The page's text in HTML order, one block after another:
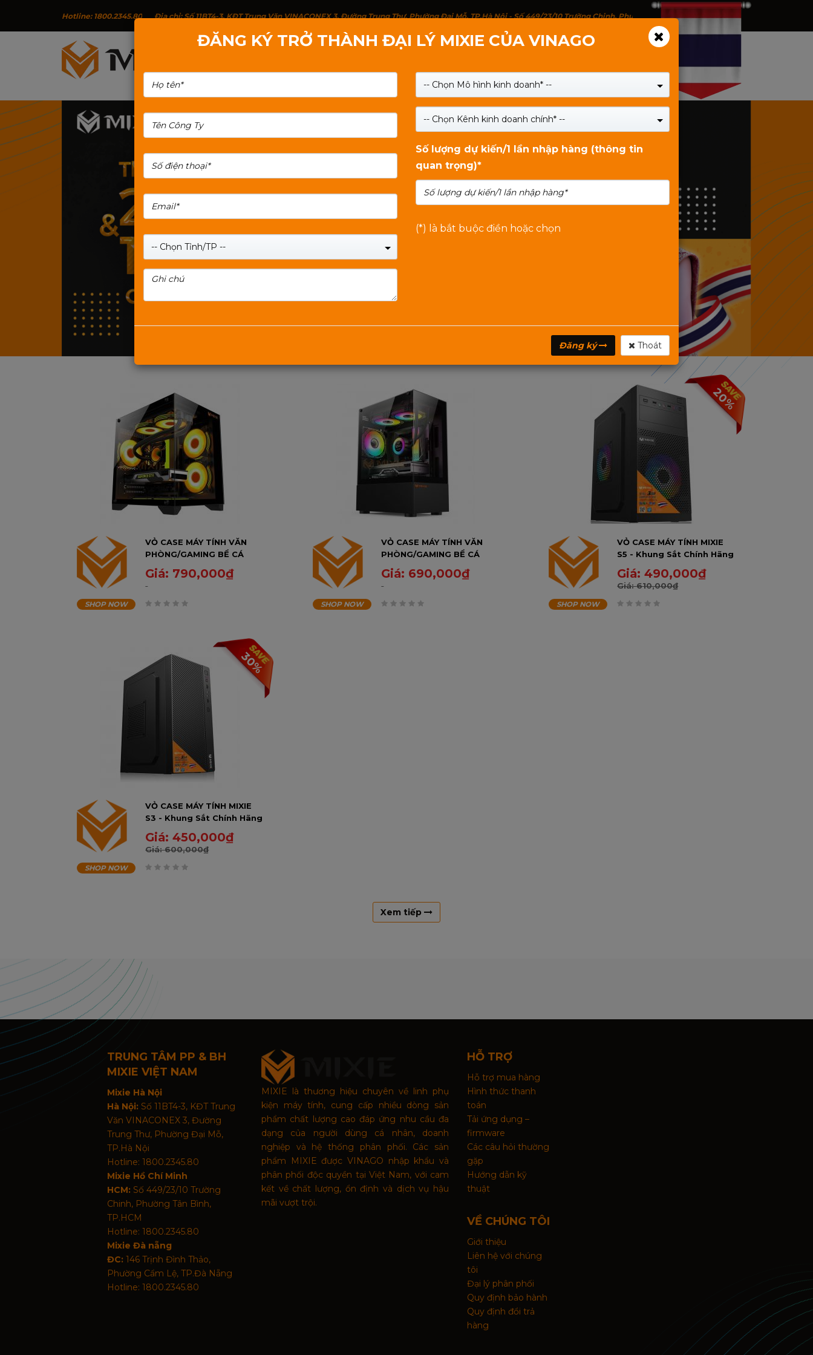
Hotline: 1800.2345.80 Địa chỉ: Số 11BT4-3, KĐT Trung Văn VINACONEX 3, Đường Trung Thư, Phường Đại Mỗ, TP.Hà Nội - Số 449/23/10 Trường Chinh, Phường Tân Bình, TP.HCM - 146 Trịnh Đình Thảo,
TÌM KIẾM: VO-CASE-MIXIE
VỎ CASE MÁY TÍNH VĂN
PHÒNG/GAMING BỂ CÁ
TRONG SUỐT MIXIE NEMO
28 - MÀU ĐEN
Giá: 790,000₫
SHOP NOW
VỎ CASE MÁY TÍNH VĂN
PHÒNG/GAMING BỂ CÁ
TRONG SUỐT MIXIE NEMO
20 - MÀU ĐEN
Giá: 690,000₫
SHOP NOW
20%
VỎ CASE MÁY TÍNH MIXIE
S5 - Khung Sắt Chính Hãng
- BH 3 Năm
Giá:490,000₫
Giá:610,000₫
SHOP NOW
30%
VỎ CASE MÁY TÍNH MIXIE
S3 - Khung Sắt Chính Hãng
- BH 3 Năm
Giá:450,000₫
Giá:600,000₫
SHOP NOW
Xem tiếp
TRUNG TÂM PP & BH
MIXIE VIỆT NAM
Mixie Hà Nội
Hà Nội: Số 11BT4-3, KĐT Trung
Văn VINACONEX 3, Đường
Trung Thư, Phường Đại Mỗ,
TP.Hà Nội
Hotline: 1800.2345.80
Mixie Hồ Chí Minh
HCM: Số 449/23/10 Trường
Chinh, Phường Tân Bình,
TP.HCM
Hotline: 1800.2345.80
Mixie Đà nẵng
ĐC: 146 Trịnh Đình Thảo,
Phường Cẩm Lệ, TP.Đà Nẵng
Hotline: 1800.2345.80
MIXIE là thương hiệu chuyên về linh phụ
kiện máy tính, cung cấp nhiều dòng sản
phẩm chất lượng cao đáp ứng nhu cầu đa
dạng của người dùng cá nhân, doanh
nghiệp và hệ thống phân phối. Các sản
phẩm MIXIE được VINAGO nhập khẩu và
phân phối độc quyền tại Việt Nam, với cam
kết về chất lượng, ổn định và dịch vụ hậu
mãi vượt trội.
HỖ TRỢ
Hỗ trợ mua hàng
Hình thức thanh
toán
Tải ứng dụng –
firmware
Các câu hỏi thường
gặp
Hướng dẫn kỹ
thuật
VỀ CHÚNG TÔI
Giới thiệu
Liên hệ với chúng
tôi
Đại lý phân phối
Quy định bảo hành
Quy định đổi trả
hàng
ĐĂNG KÝ TRỞ THÀNH ĐẠI LÝ MIXIE CỦA VINAGO
-- Chọn Tỉnh/TP --
-- Chọn Mô hình kinh doanh* --
-- Chọn Kênh kinh doanh chính* --
Số lượng dự kiến/1 lần nhập hàng (thông tin
quan trọng)*
(*) là bắt buộc điền hoặc chọn
Đăng ký Thoát